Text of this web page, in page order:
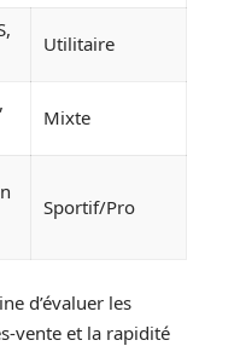
Utilitaire
Mixte
Sportif/Pro
d’évaluer les
vente et la rapidité